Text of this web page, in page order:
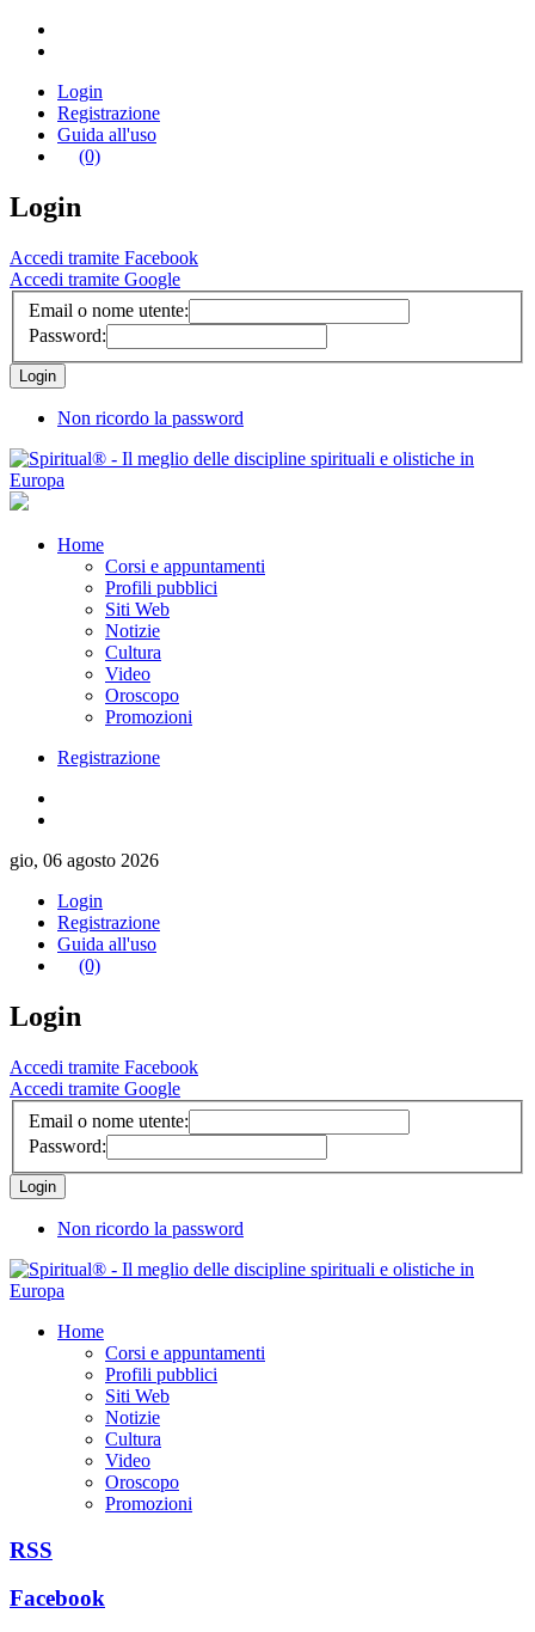
Login
Registrazione
Guida all'uso
(0)
Login
Accedi tramite Facebook
Accedi tramite Google
Email o nome utente:
Password:
Non ricordo la password
Home
Corsi e appuntamenti
Profili pubblici
Siti Web
Notizie
Cultura
Video
Oroscopo
Promozioni
Registrazione
gio, 06 agosto 2026
Login
Registrazione
Guida all'uso
(0)
Login
Accedi tramite Facebook
Accedi tramite Google
Email o nome utente:
Password:
Non ricordo la password
Home
Corsi e appuntamenti
Profili pubblici
Siti Web
Notizie
Cultura
Video
Oroscopo
Promozioni
RSS
Facebook